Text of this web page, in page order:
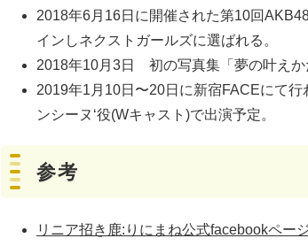
2018年6月16日に開催された第10回
インしネクストガールズに選ばれる。
2018年10月3日 初の写真集「夢の叶えか
2019年1月10日〜20日に新宿FACEにて
ンシーヌ‘役(Wキャスト)で出演予定。
参考
リニア招き鹿:りにまね公式facebookペー